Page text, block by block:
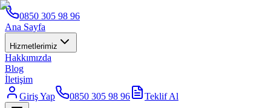
0850 305 98 96
Ana Sayfa
Hizmetlerimiz
Hakkımızda
Blog
İletişim
Giriş Yap
0850 305 98 96 Teklif Al